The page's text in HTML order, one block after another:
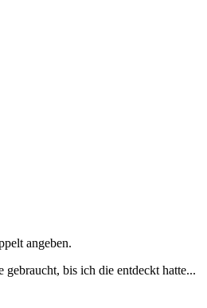
angeben.
bis ich die entdeckt hatte...